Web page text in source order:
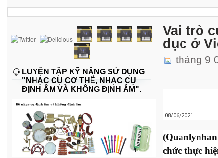
LUYỆN TẬP KỸ NĂNG SỬ DỤNG
"NHẠC CỤ CƠ THỂ, NHẠC CỤ
ĐỊNH ÂM VÀ KHÔNG ĐỊNH ÂM".
Vai trò
dục ở
tháng 9
08/06/2021
chức thực